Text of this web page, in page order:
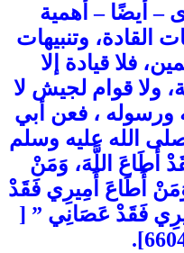
– أيضًا – أهمية
القادة، وتنبيهات
فلا قيادة إلا
ولا قوام لجيش لا
ورسوله ، فعن أبي
الله عليه وسلم
أَطَاعَ اللَّهَ، وَمَنْ
أَطَاعَ أَمِيرِي فَقَدْ
فَقَدْ عَصَانِي ” [